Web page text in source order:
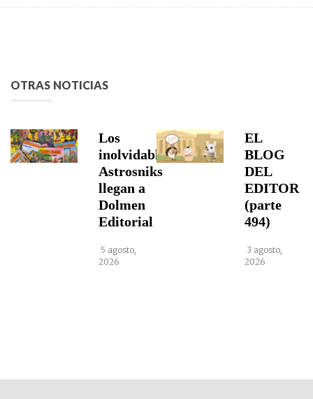
OTRAS NOTICIAS
Los
inolvidables
Astrosniks
llegan a
Dolmen
Editorial
5 agosto,
2026
EL
BLOG
DEL
EDITOR
(parte
494)
3 agosto,
2026